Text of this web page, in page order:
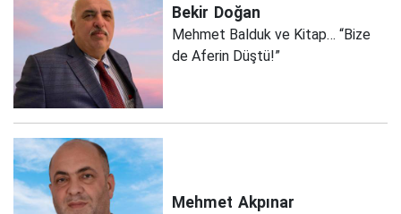
Bekir Doğan
Mehmet Balduk ve Kitap… “Bize
de Aferin Düştü!”
Mehmet Akpınar